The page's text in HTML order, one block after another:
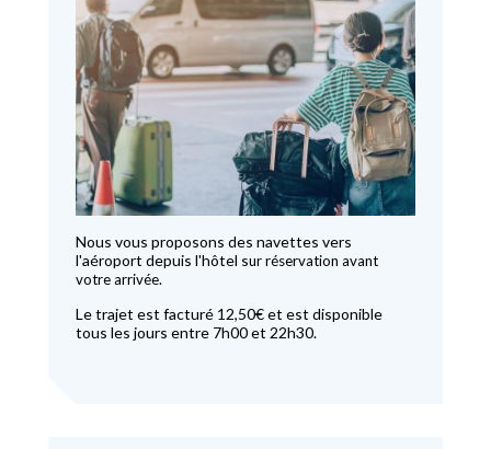
Nous vous proposons des navettes vers
l'aéroport depuis l'hôtel sur réservation avant
votre arrivée.
Le trajet est facturé 12,50€ et est disponible
tous les jours entre 7h00 et 22h30.